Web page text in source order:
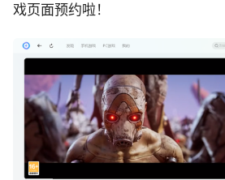
戏页面预约啦！